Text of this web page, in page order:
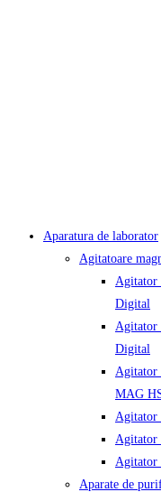
Aparatura de laborator
Agitatoare
Agitator
Digital
Agitator
Digital
Agitator
MAG
Agitator
Agitator
Agitator
Aparate de